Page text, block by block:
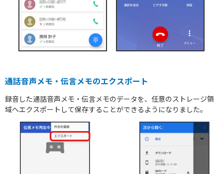
スマートフォン
通話音声メモ・伝言メモのエクスポート
録音した通話音声メモ・伝言メモのデータを、任意のストレージ領
域へエクスポートして保存することができるようになりました。